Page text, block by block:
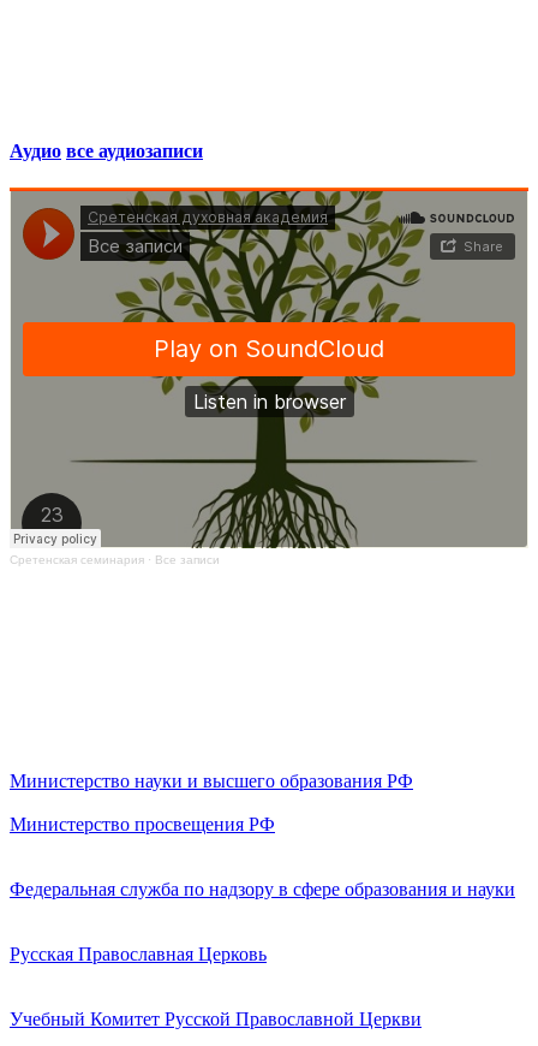
Аудио все аудиозаписи
Сретенская семинария · Все записи
Министерство науки и высшего образования РФ
Министерство просвещения РФ
Федеральная служба по надзору в сфере образования и науки
Русская Православная Церковь
Учебный Комитет Русской Православной Церкви